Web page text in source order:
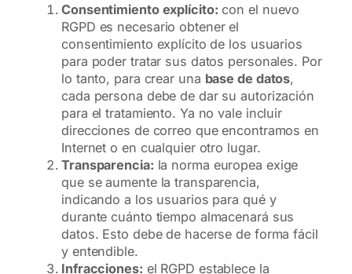
Consentimiento explícito: con el nuevo
RGPD es necesario obtener el
consentimiento explícito de los usuarios
para poder tratar sus datos personales. Por
lo tanto, para crear una base de datos,
cada persona debe de dar su autorización
para el tratamiento. Ya no vale incluir
direcciones de correo que encontramos en
Internet o en cualquier otro lugar.
Transparencia: la norma europea exige
que se aumente la transparencia,
indicando a los usuarios para qué y
durante cuánto tiempo almacenará sus
datos. Esto debe de hacerse de forma fácil
y entendible.
Infracciones: el RGPD establece la